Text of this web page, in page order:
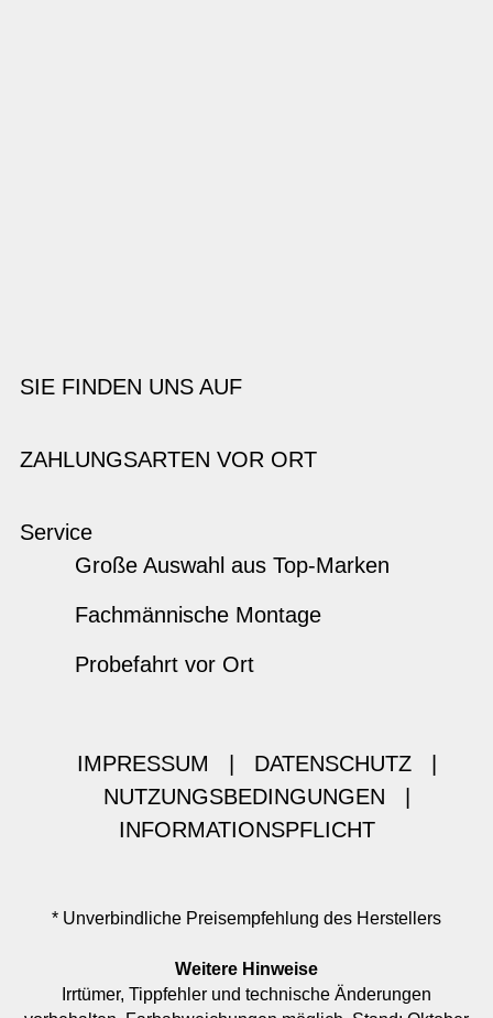
SIE FINDEN UNS AUF
ZAHLUNGSARTEN VOR ORT
Service
Große Auswahl aus Top-Marken
Fachmännische Montage
Probefahrt vor Ort
IMPRESSUM DATENSCHUTZ
NUTZUNGSBEDINGUNGEN
INFORMATIONSPFLICHT
* Unverbindliche Preisempfehlung des Herstellers
Weitere Hinweise
Irrtümer, Tippfehler und technische Änderungen